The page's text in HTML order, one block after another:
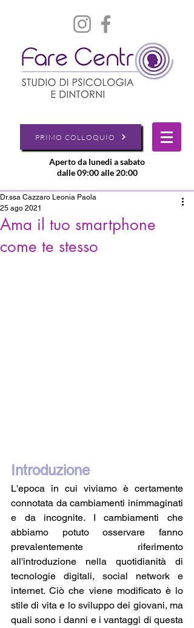
PRIMO COLLOQUIO
Aperto da lunedi a sabato
dalle 09:00 alle 20:00
Ama il tuo smartphone
come te stesso
Dr.ssa Cazzaro Leonia Paola
25 ago 2021
Introduzione
L'epoca in cui viviamo è certamente
connotata da cambiamenti inimmaginati
e da incognite. I cambiamenti che
abbiamo potuto osservare fanno
prevalentemente riferimento
all'introduzione nella quotidianità di
tecnologie digitali, social network e
internet. Ciò che viene modificato è lo
stile di vita e lo sviluppo dei giovani, ma
quali sono i danni e i vantaggi di questa